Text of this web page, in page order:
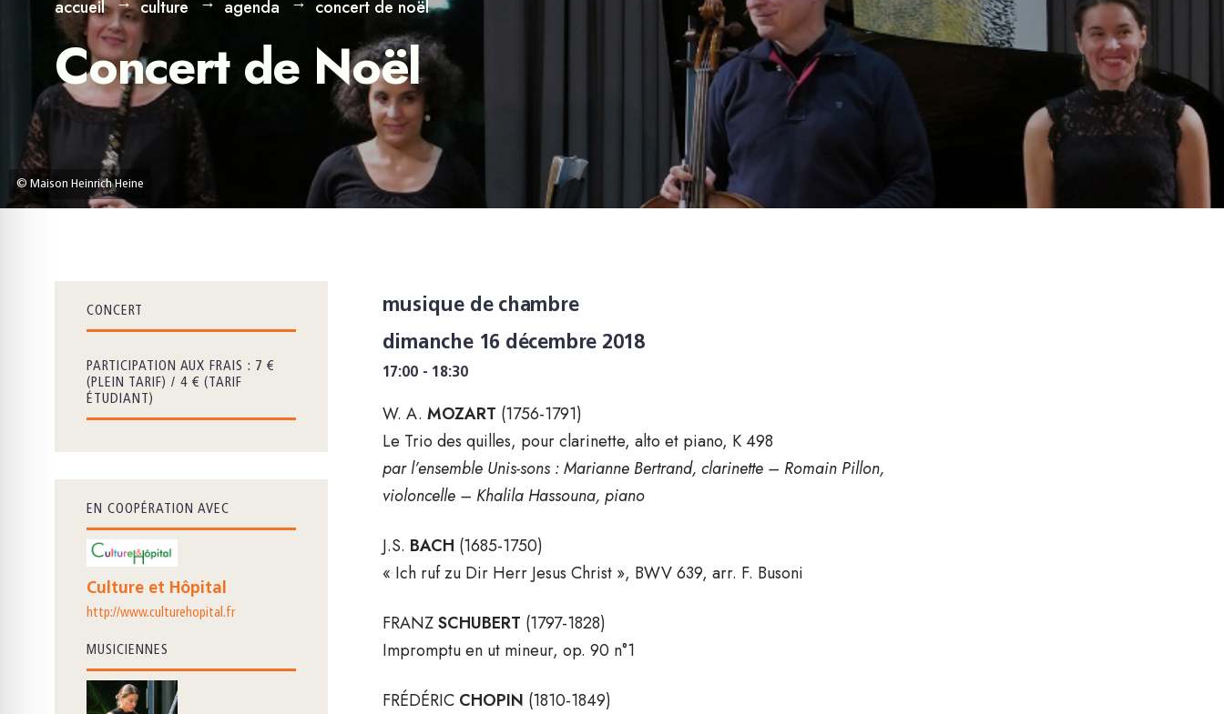
© Maison Heinrich Heine
accueil culture agenda concert de noël
Concert de Noël
musique de chambre
dimanche 16 décembre 2018
17:00 - 18:30
W. A. MOZART (1756-1791)
Le Trio des quilles, pour clarinette, alto et piano, K 498
par l’ensemble Unis-sons : Marianne Bertrand, clarinette – Romain Pillon,
violoncelle – Khalila Hassouna, piano
J.S. BACH (1685-1750)
« Ich ruf zu Dir Herr Jesus Christ », BWV 639, arr. F. Busoni
FRANZSCHUBERT (1797-1828)
Impromptu en ut mineur, op. 90 n°1
FRÉDÉRIC CHOPIN (1810-1849)
CONCERT
PARTICIPATION AUX FRAIS : 7 €
(PLEIN TARIF) / 4 € (TARIF
ÉTUDIANT)
EN COOPÉRATION AVEC
Culture et Hôpital
http://www.culturehopital.fr
MUSICIENNES